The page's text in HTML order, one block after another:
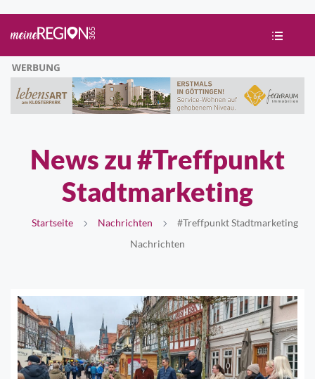
News zu #Treffpunkt
Stadtmarketing
Startseite Nachrichten
#Treffpunkt Stadtmarketing
Nachrichten